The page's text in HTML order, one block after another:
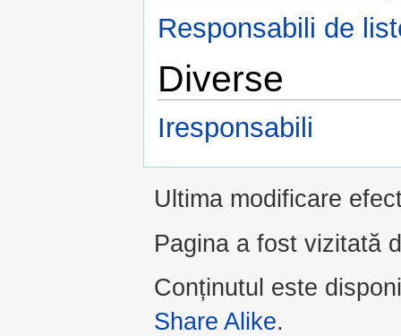
Responsabili de
Diverse
Iresponsabili
Ultima modificare
Pagina a fost vizitată
Conținutul este
Share Alike.